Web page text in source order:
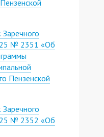
№ 2351 «Об
Пензенской
№ 2352 «Об